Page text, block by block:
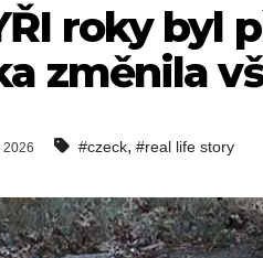
roky byl
změnila
2026 #czeck, #real life story